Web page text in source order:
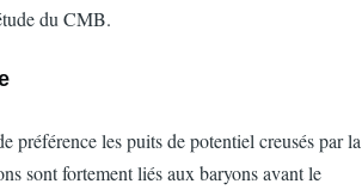
du CMB.
préférence les puits de potentiel creusés par la
sont fortement liés aux baryons avant le